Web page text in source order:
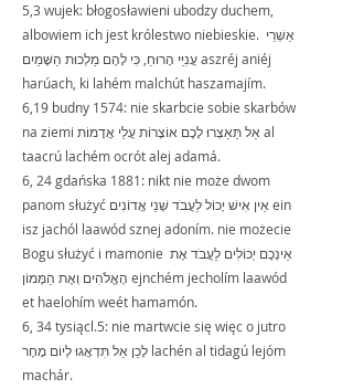
5,3 wujek: błogosławieni ubodzy duchem,
albowiem ich jest królestwo niebieskie. אַשְׁרֵי
עֲנִיֵּי הָרוּחַ, כִּי לָהֶם מַלְכוּת הַשָּׁמַיִם aszréj aniéj
harúach, ki lahém malchút haszamajím.
6,19 budny 1574: nie skarbcie sobie skarbów
na ziemi אַל תַּאַצְרוּ לָכֶם אוֹצָרוֹת עֲלֵי אֲדָמוֹת al
taacrú lachém ocrót alej adamá.
6, 24 gdańska 1881: nikt nie może dwom
panom służyć אֵין אִישׁ יָכוֹל לַעֲבֹד שְׁנֵי אֲדוֹנִים ein
isz jachól laawód sznej adoním. nie możecie
Bogu służyć i mamonie אֵינְכֶם יְכוֹלִים לַעֲבֹד אֶת
הָאֱלֹהִים וְאֶת הַמָּמוֹן ejnchém jecholím laawód
et haelohím weét hamamón.
6, 34 tysiącl.5: nie martwcie się więc o jutro
לָכֵן אַל תִּדְאֲגוּ לְיוֹם מָחָר lachén al tidagú lejóm
machár.